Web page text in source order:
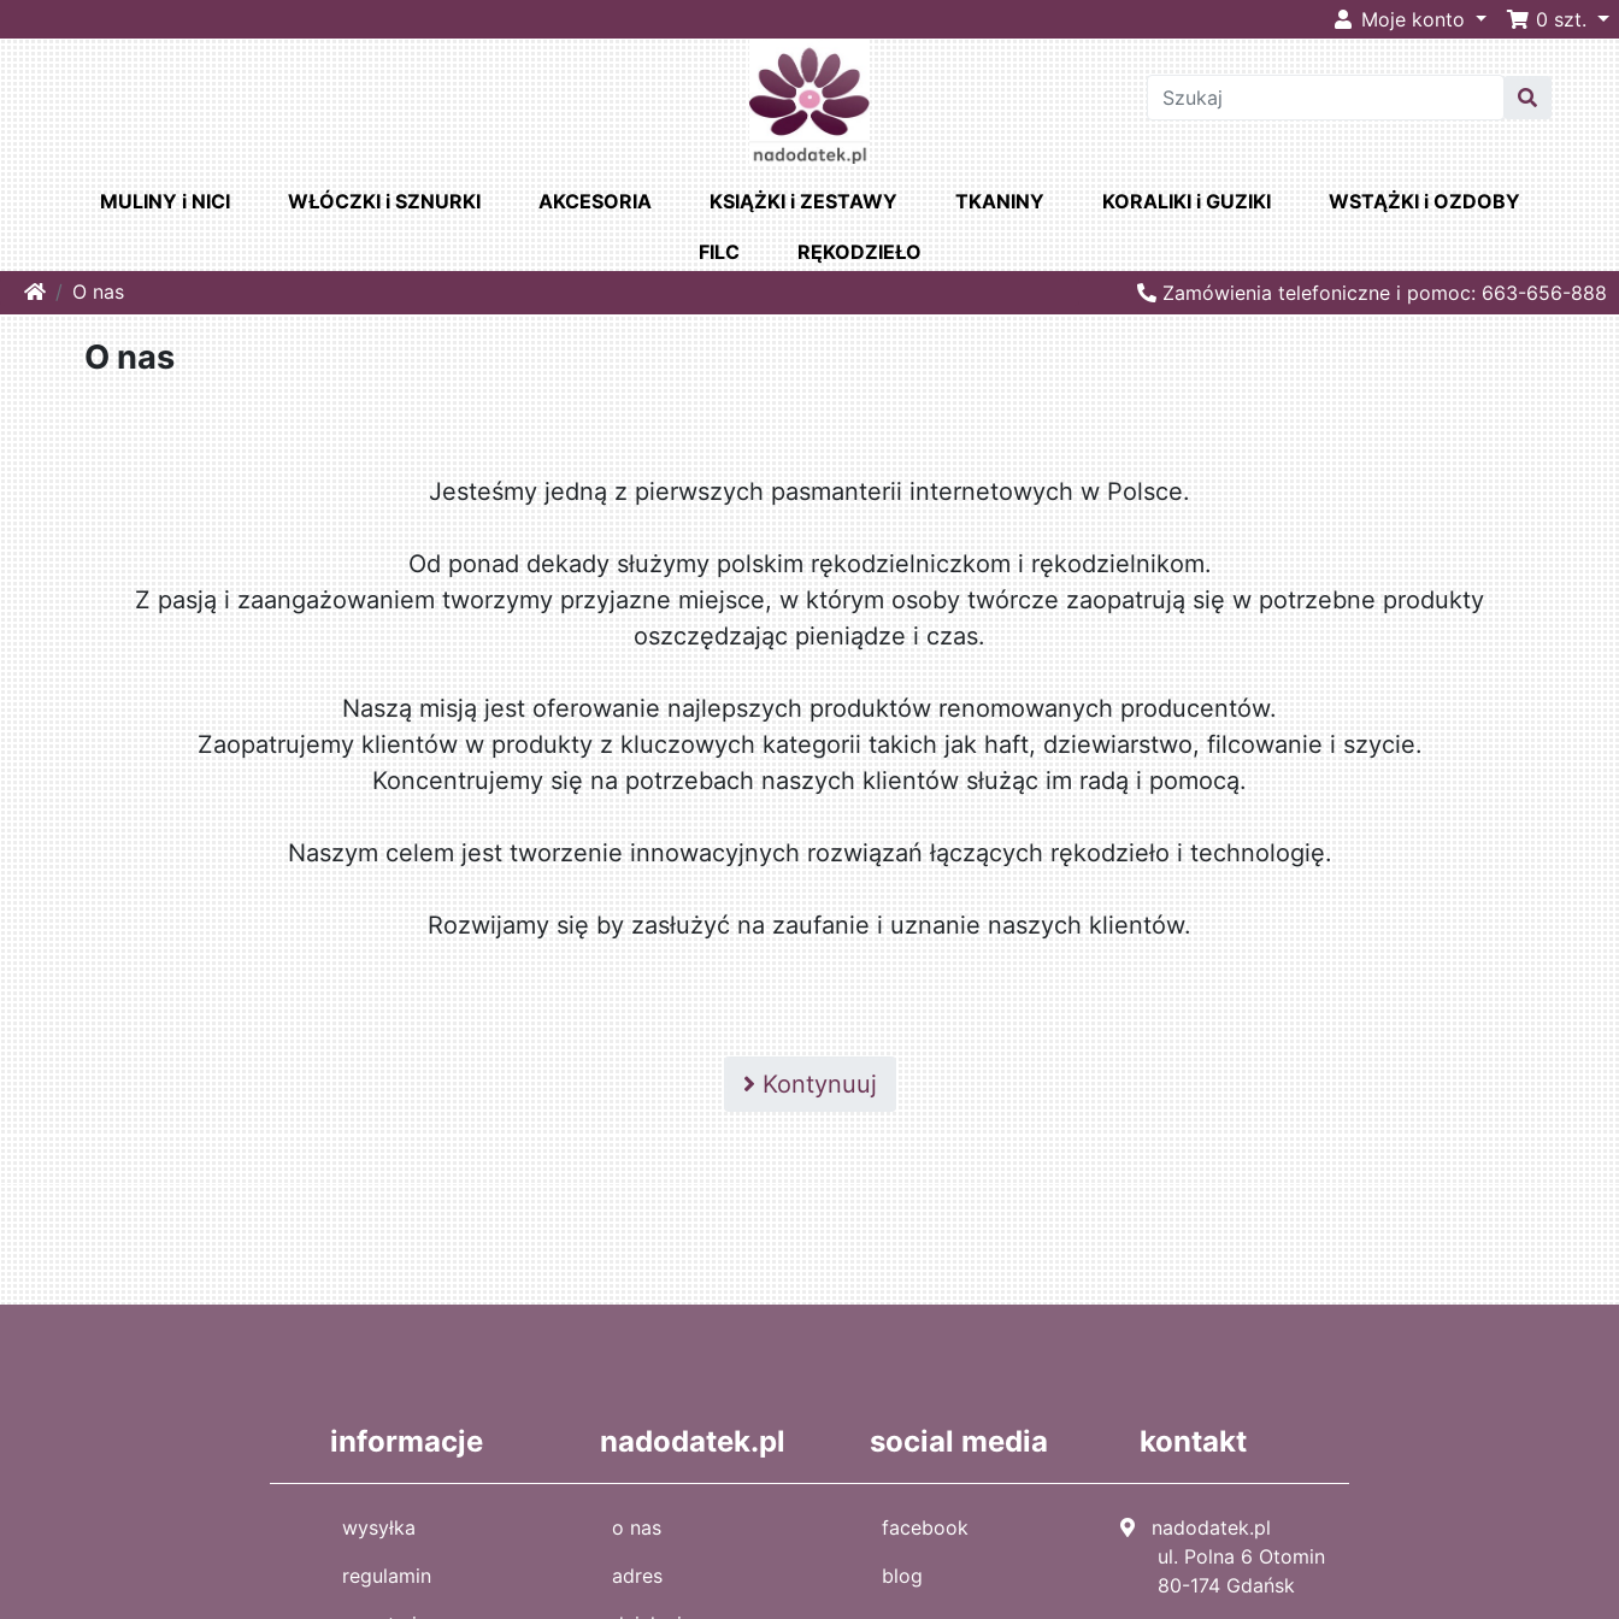
Moje konto 0 szt.
MULINY i NICI WŁÓCZKI i SZNURKI AKCESORIA KSIĄŻKI i ZESTAWY TKANINY KORALIKI i GUZIKI WSTĄŻKI i OZDOBY
FILC
RĘKODZIEŁO
HomeO nas Zamówienia telefoniczne i pomoc: 663-656-888
O nas
Jesteśmy jedną z pierwszych pasmanterii internetowych w Polsce.
Od ponad dekady służymy polskim rękodzielniczkom i rękodzielnikom.
Z pasją i zaangażowaniem tworzymy przyjazne miejsce, w którym osoby twórcze zaopatrują się w potrzebne produkty
oszczędzając pieniądze i czas.
Naszą misją jest oferowanie najlepszych produktów renomowanych producentów.
Zaopatrujemy klientów w produkty z kluczowych kategorii takich jak haft, dziewiarstwo, filcowanie i szycie.
Koncentrujemy się na potrzebach naszych klientów służąc im radą i pomocą.
Naszym celem jest tworzenie innowacyjnych rozwiązań łączących rękodzieło i technologię.
Rozwijamy się by zasłużyć na zaufanie i uznanie naszych klientów.
Kontynuuj
informacje
wysyłka
regulamin
nadodatek.pl
o nas
adres
social media
facebook
blog
kontakt
nadodatek.pl
ul. Polna 6 Otomin
80-174 Gdańsk